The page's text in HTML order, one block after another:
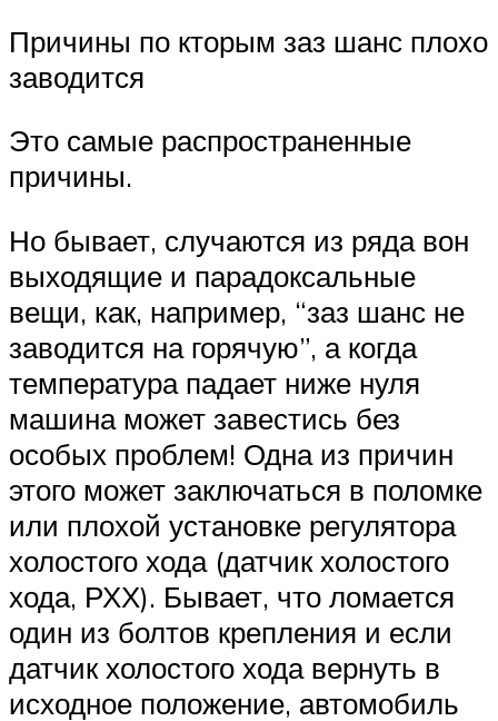
Причины по кторым заз шанс плохо
заводится
Это самые распространенные
причины.
Но бывает, случаются из ряда вон
выходящие и парадоксальные
вещи, как, например, “заз шанс не
заводится на горячую”, а когда
температура падает ниже нуля
машина может завестись без
особых проблем! Одна из причин
этого может заключаться в поломке
или плохой установке регулятора
холостого хода (датчик холостого
хода, РХХ). Бывает, что ломается
один из болтов крепления и если
датчик холостого хода вернуть в
исходное положение, автомобиль